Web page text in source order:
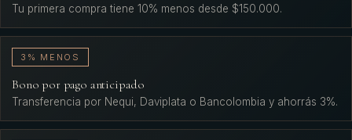
Tu primera compra tiene 10% menos desde $150.000.
3% MENOS
Bono por pago anticipado
Transferencia por Nequi, Daviplata o Bancolombia y ahorrás 3%.